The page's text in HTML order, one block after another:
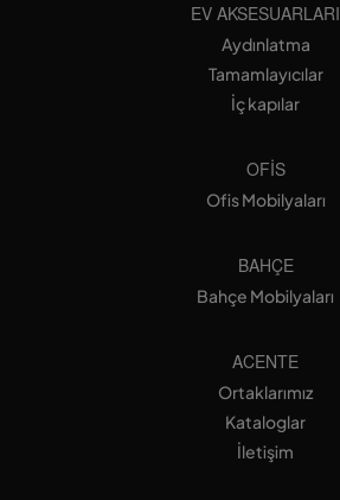
EV AKSESUARLARI
Aydınlatma
Tamamlayıcılar
İç kapılar
OFIS
Ofis Mobilyaları
BAHÇE
Bahçe Mobilyaları
ACENTE
Ortaklarımız
Kataloglar
İletişim